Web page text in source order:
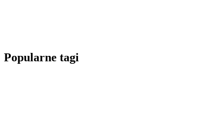
Popularne tagi